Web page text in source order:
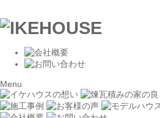
Menu